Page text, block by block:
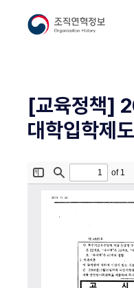
[교육정책]
대학입학제